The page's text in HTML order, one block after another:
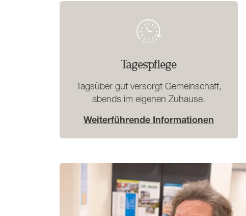
Tagespflege
Tagsüber gut versorgt Gemeinschaft,
abends im eigenen Zuhause.
Weiterführende Informationen